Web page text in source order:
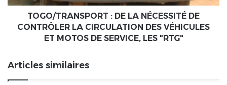
prise
CIRCULATION
VÉHICULES
SERVICE,
LES
TOGO/TRANSPORT : DE LA NÉCESSITÉ DE
CONTRÔLER LA CIRCULATION DES VÉHICULES
ET MOTOS DE SERVICE, LES "RTG"
Articles similaires